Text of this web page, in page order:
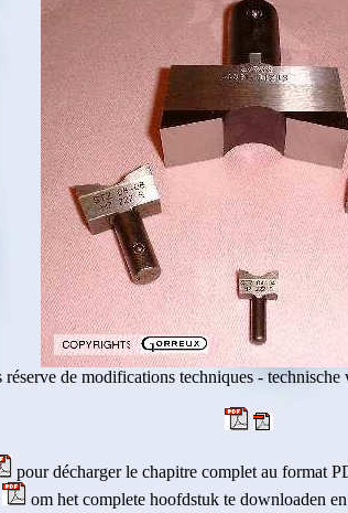
réserve de modifications techniques -
pour décharger le chapitre complet au format
om het complete hoofdstuk te downloaden